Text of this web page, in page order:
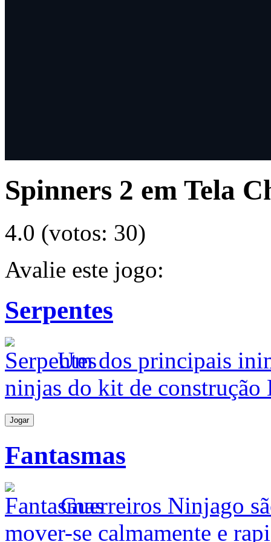
Spinners 2 em Tela
4.0 (votos: 30)
Avalie este jogo:
Serpentes
Um dos principais
ninjas do kit de construção
Jogar
Fantasmas
Guerreiros Ninjago
mover-se calmamente e